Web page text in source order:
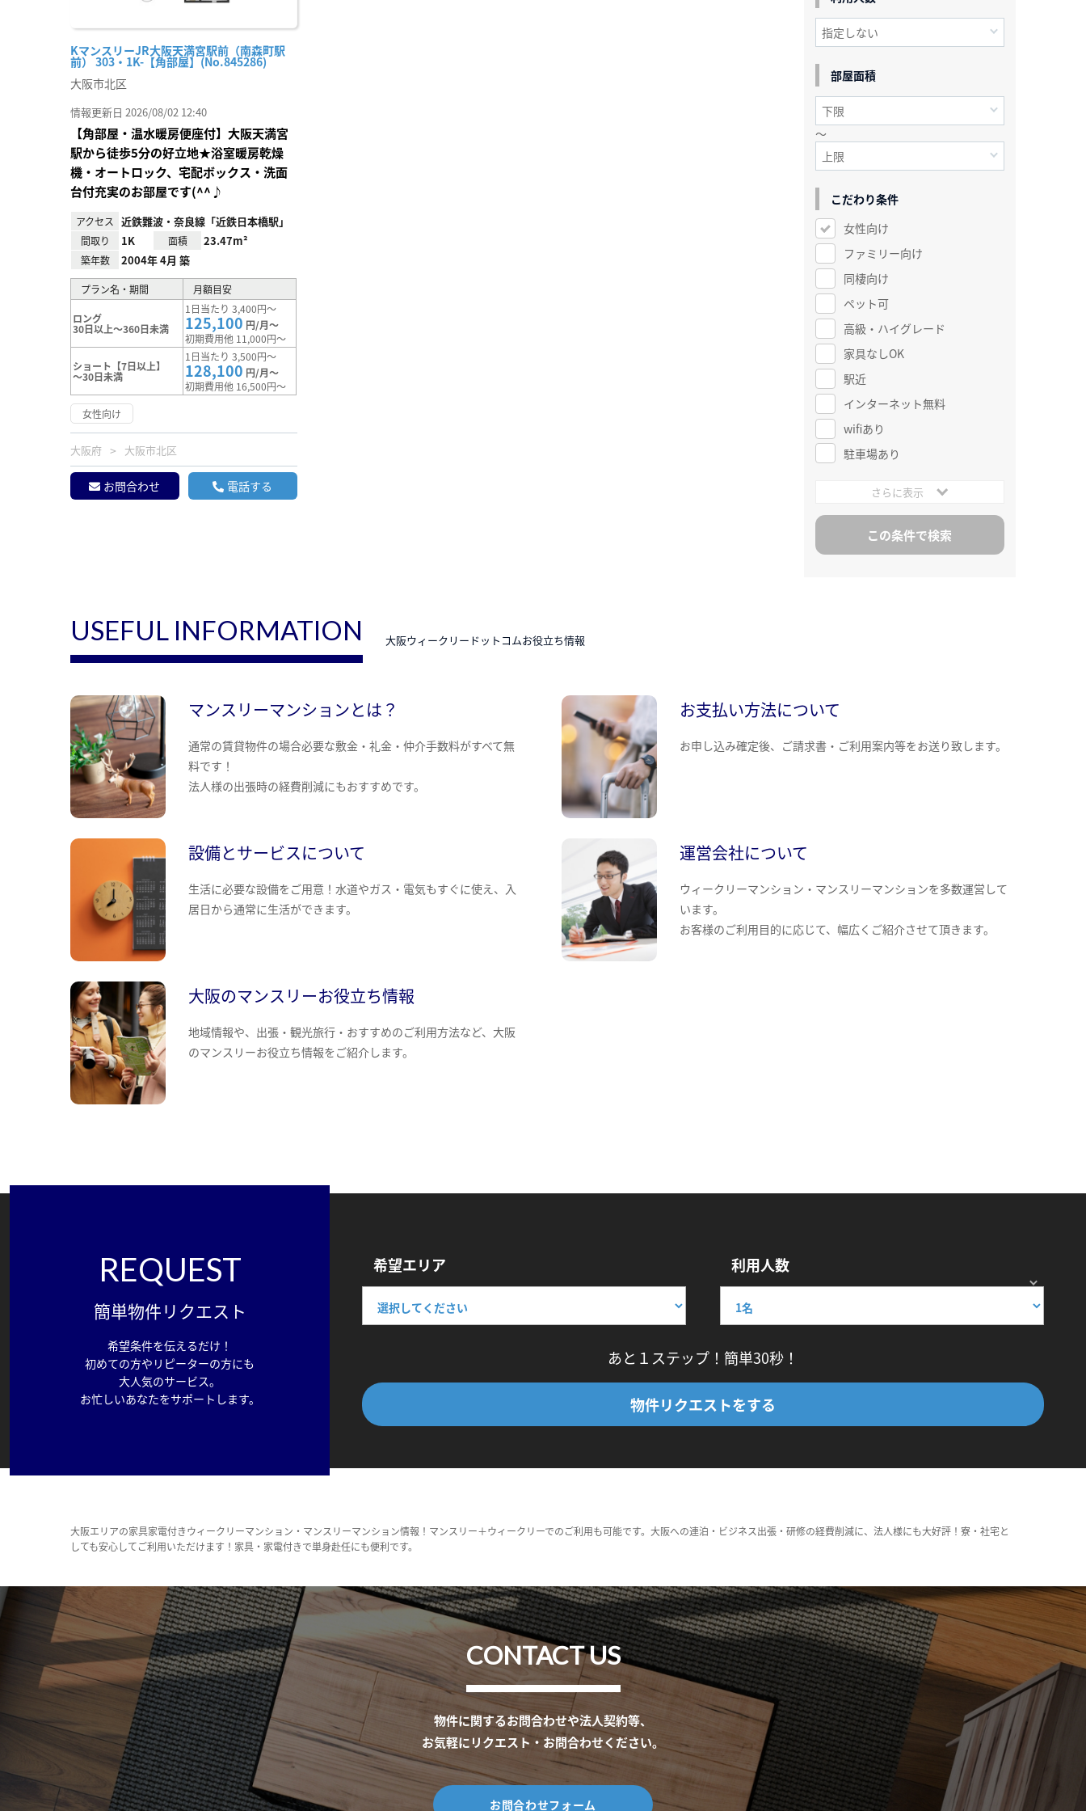
KマンスリーJR大阪天満宮駅前（南森町駅
前） 303・1K-【角部屋】(No.845286)
大阪市北区
情報更新日 2026/08/02 12:40
【角部屋・温水暖房便座付】大阪天満宮
駅から徒歩5分の好立地★浴室暖房乾燥
機・オートロック、宅配ボックス・洗面
台付充実のお部屋です(^^♪
アクセス 近鉄難波・奈良線「近鉄日本橋駅」
間取り 1K 面積 23.47m²
築年数 2004年 4月 築
プラン名・期間 月額目安
ロング
30日以上～360日未満
1日当たり 3,400円～
125,100 円/月～
初期費用他 11,000円～
ショート【7日以上】
～30日未満
1日当たり 3,500円～
128,100 円/月～
初期費用他 16,500円～
女性向け
大阪府 大阪市北区
お問合わせ 電話する
部屋面積
～
こだわり条件
女性向け
ファミリー向け
同棲向け
ペット可
高級・ハイグレード
家具なしOK
駅近
インターネット無料
wifiあり
駐車場あり
さらに表示
USEFUL INFORMATION 大阪ウィークリードットコムお役立ち情報
マンスリーマンションとは？
通常の賃貸物件の場合必要な敷金・礼金・仲介手数料がすべて無
料です！
法人様の出張時の経費削減にもおすすめです。
お支払い方法について
お申し込み確定後、ご請求書・ご利用案内等をお送り致します。
設備とサービスについて
生活に必要な設備をご用意！水道やガス・電気もすぐに使え、入
居日から通常に生活ができます。
運営会社について
ウィークリーマンション・マンスリーマンションを多数運営して
います。
お客様のご利用目的に応じて、幅広くご紹介させて頂きます。
大阪のマンスリーお役立ち情報
地域情報や、出張・観光旅行・おすすめのご利用方法など、大阪
のマンスリーお役立ち情報をご紹介します。
REQUEST
簡単物件リクエスト
希望条件を伝えるだけ！
初めての方やリピーターの方にも
大人気のサービス。
お忙しいあなたをサポートします。
希望エリア 利用人数
あと１ステップ！簡単30秒！
物件リクエストをする
大阪エリアの家具家電付きウィークリーマンション・マンスリーマンション情報！マンスリー＋ウィークリーでのご利用も可能です。大阪への連泊・ビジネス出張・研修の経費削減に、法人様にも大好評！寮・社宅と
しても安心してご利用いただけます！家具・家電付きで単身赴任にも便利です。
CONTACT US
物件に関するお問合わせや法人契約等、
お気軽にリクエスト・お問合わせください。
お問合わせフォーム